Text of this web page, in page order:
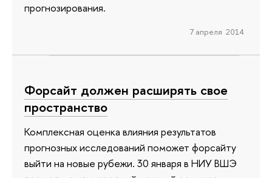
прогнозирования.
7 апреля 2014
Форсайт должен расширять свое
пространство
Комплексная оценка влияния результатов
прогнозных исследований поможет форсайту
выйти на новые рубежи. 30 января в НИУ ВШЭ